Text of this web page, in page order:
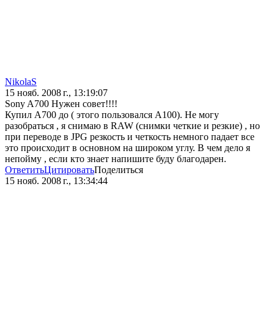
NikolaS
15 нояб. 2008 г., 13:19:07
Sony A700 Нужен совет!!!!
Купил А700 до ( этого пользовался А100). Не могу
разобраться , я снимаю в RAW (снимки четкие и резкие) , но
при переводе в JPG резкость и четкость немного падает все
это происходит в основном на широком углу. В чем дело я
непойму , если кто знает напишите буду благодарен.
ОтветитьЦитироватьПоделиться
15 нояб. 2008 г., 13:34:44